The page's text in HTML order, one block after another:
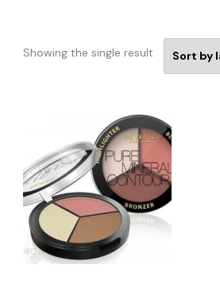
Showing the single result